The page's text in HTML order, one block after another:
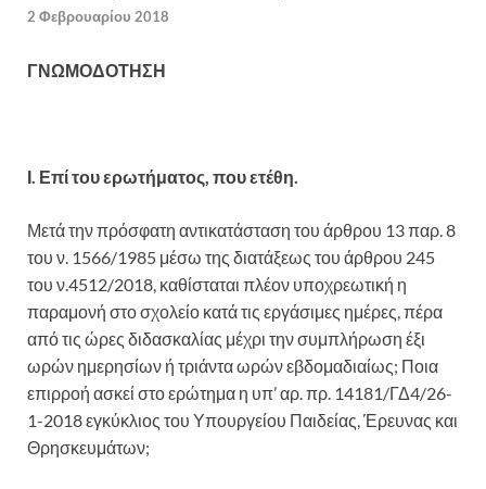
2 Φεβρουαρίου 2018
ΓΝΩΜΟΔΟΤΗΣΗ
Ι. Επί του ερωτήματος, που ετέθη.
Μετά την πρόσφατη αντικατάσταση του άρθρου 13 παρ. 8
του ν. 1566/1985 μέσω της διατάξεως του άρθρου 245
του ν.4512/2018, καθίσταται πλέον υποχρεωτική η
παραμονή στο σχολείο κατά τις εργάσιμες ημέρες, πέρα
από τις ώρες διδασκαλίας μέχρι την συμπλήρωση έξι
ωρών ημερησίων ή τριάντα ωρών εβδομαδιαίως; Ποια
επιρροή ασκεί στο ερώτημα η υπ’ αρ. πρ. 14181/ΓΔ4/26-
1-2018 εγκύκλιος του Υπουργείου Παιδείας, Έρευνας και
Θρησκευμάτων;